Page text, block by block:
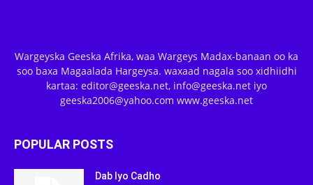
Wargeyska Geeska Afrika, waa Wargeys Madax-banaan oo ka
soo baxa Magaalada Hargeysa. waxaad nagala soo xidhiidhi
kartaa: editor@geeska.net, info@geeska.net iyo
geeska2006@yahoo.com www.geeska.net
POPULAR POSTS
Dab Iyo Cadho